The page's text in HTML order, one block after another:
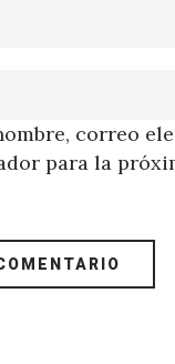
correo
para la